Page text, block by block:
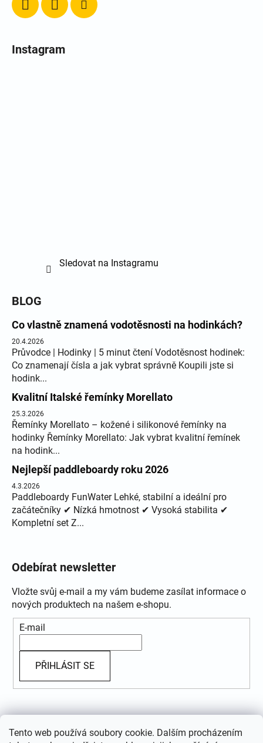
Tento web používá soubory cookie. Dalším procházením
Instagram
Sledovat na Instagramu
BLOG
Co vlastně znamená vodotěsnosti na hodinkách?
20.4.2026
Průvodce | Hodinky | 5 minut čtení Vodotěsnost hodinek:
Co znamenají čísla a jak vybrat správně Koupili jste si
hodink...
Kvalitní Italské řemínky Morellato
25.3.2026
Řemínky Morellato – kožené i silikonové řemínky na
hodinky Řemínky Morellato: Jak vybrat kvalitní řemínek
na hodink...
Nejlepší paddleboardy roku 2026
4.3.2026
Paddleboardy FunWater Lehké, stabilní a ideální pro
začátečníky ✔ Nízká hmotnost ✔ Vysoká stabilita ✔
Kompletní set Z...
Odebírat newsletter
Vložte svůj e-mail a my vám budeme zasílat informace o
nových produktech na našem e-shopu.
E-mail
PŘIHLÁSIT SE